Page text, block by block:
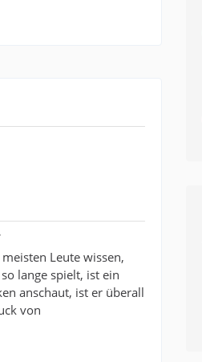
Leute wissen,
lange spielt, ist ein
anschaut, ist er überall
von